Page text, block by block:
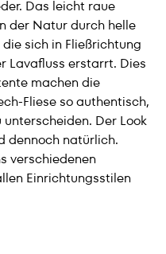
Das leicht raue
der Natur durch helle
sich in Fließrichtung
Lavafluss erstarrt. Dies
machen die
Fliese so authentisch,
Der Look
dennoch natürlich.
verschiedenen
Einrichtungsstilen